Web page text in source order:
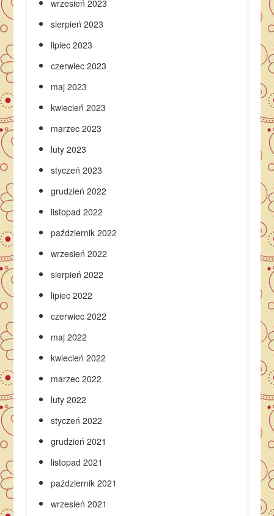
wrzesień 2023
sierpień 2023
lipiec 2023
czerwiec 2023
maj 2023
kwiecień 2023
marzec 2023
luty 2023
styczeń 2023
grudzień 2022
listopad 2022
październik 2022
wrzesień 2022
sierpień 2022
lipiec 2022
czerwiec 2022
maj 2022
kwiecień 2022
marzec 2022
luty 2022
styczeń 2022
grudzień 2021
listopad 2021
październik 2021
wrzesień 2021